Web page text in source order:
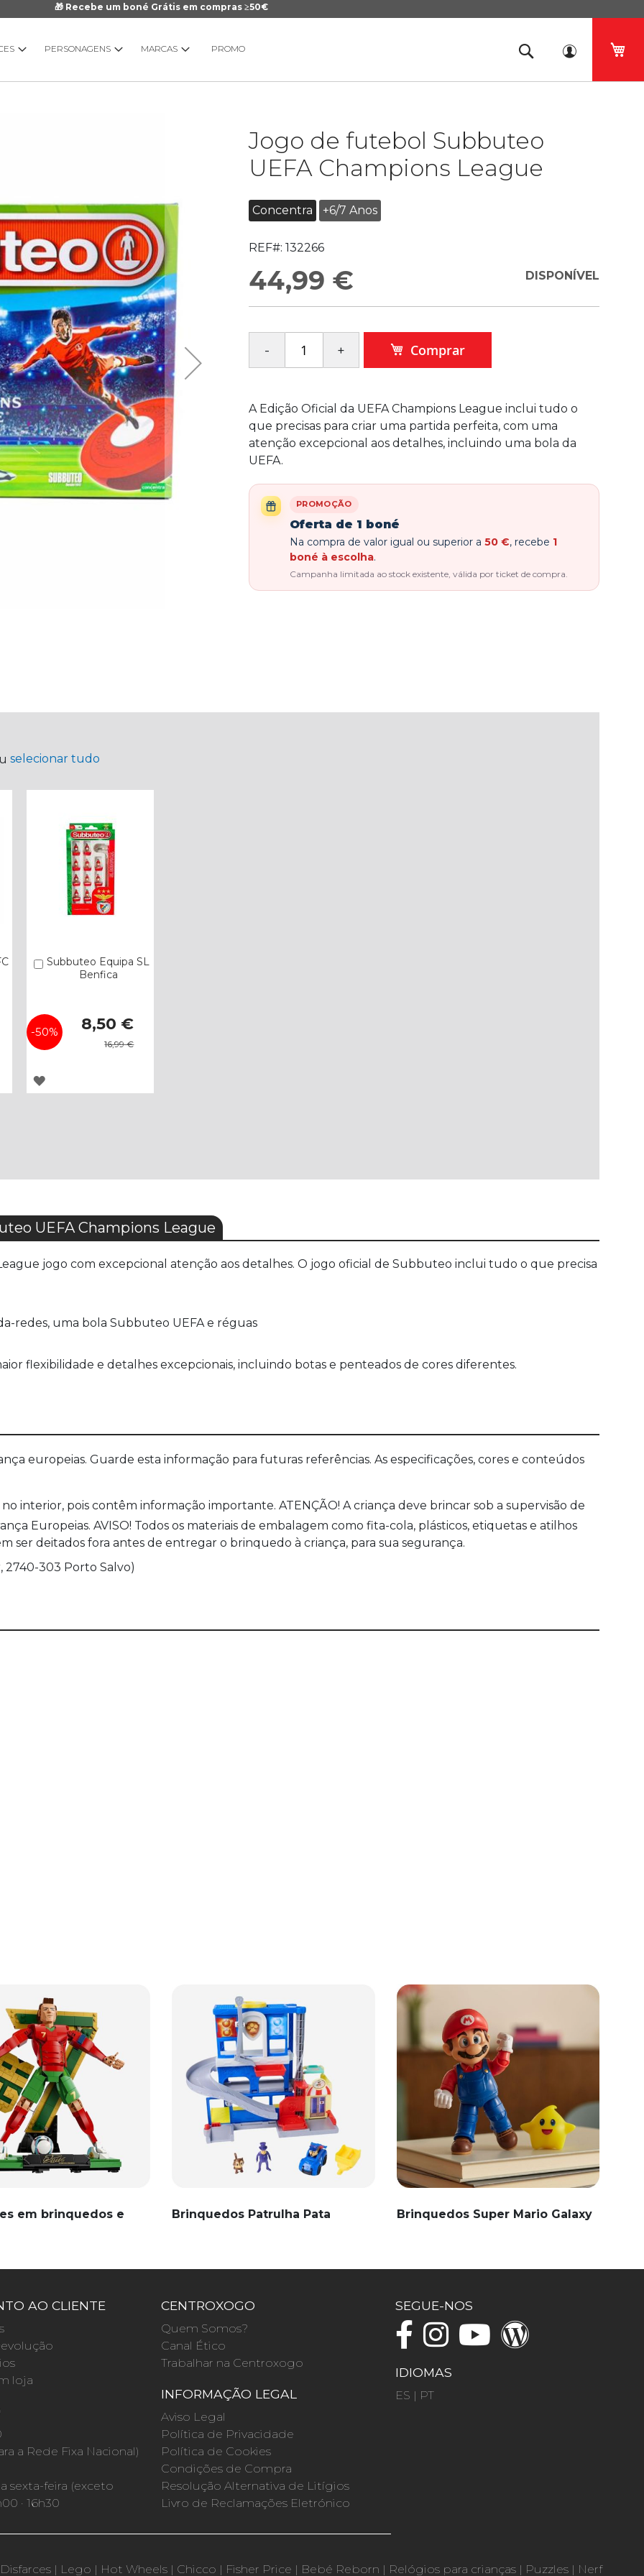
🎁 Recebe um boné Grátis em compras ≥50€
PERSONAGENS MARCAS PROMO
Jogo de futebol Subbuteo
UEFA Champions League
Concentra +6/7 Anos
REF#: 132266
44,99 € DISPONÍVEL
Comprar
A Edição Oficial da UEFA Champions League inclui tudo o
que precisas para criar uma partida perfeita, com uma
atenção excepcional aos detalhes, incluindo uma bola da
UEFA.
PROMOÇÃO
Oferta de 1 boné
Na compra de valor igual ou superior a 50 €, recebe 1
boné à escolha.
Campanha limitada ao stock existente, válida por ticket de compra.
Galeria
imagens
selecionar tudo
Subbuteo Equipa SL
Benfica
-50%
Special
Price
8,50 €
16,99 €
Comprar
ADICIONAR
DESEJOS
UEFA Champions League
jogo com excepcional atenção aos detalhes. O jogo oficial de Subbuteo inclui tudo o que precisa
redes, uma bola Subbuteo UEFA e réguas
flexibilidade e detalhes excepcionais, incluindo botas e penteados de cores diferentes.
europeias. Guarde esta informação para futuras referências. As especificações, cores e conteúdos
interior, pois contêm informação importante. ATENÇÃO! A criança deve brincar sob a supervisão de
Europeias. AVISO! Todos os materiais de embalagem como fita-cola, plásticos, etiquetas e atilhos
ser deitados fora antes de entregar o brinquedo à criança, para sua segurança.
2740-303 Porto Salvo)
em brinquedos e
Brinquedos Patrulha Pata Brinquedos Super Mario Galaxy
AO CLIENTE
loja
a Rede Fixa Nacional)
sexta-feira (exceto
· 16h30
CENTROXOGO
Quem Somos?
Canal Ético
Trabalhar na Centroxogo
INFORMAÇÃO LEGAL
Aviso Legal
Política de Privacidade
Política de Cookies
Condições de Compra
Resolução Alternativa de Litígios
Livro de Reclamações Eletrónico
SEGUE-NOS
IDIOMAS
ES | PT
Disfarces | Lego | Hot Wheels | Chicco | Fisher Price | Bebé Reborn | Relógios para crianças | Puzzles | Nerf